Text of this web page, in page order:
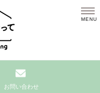
お問い合わせ